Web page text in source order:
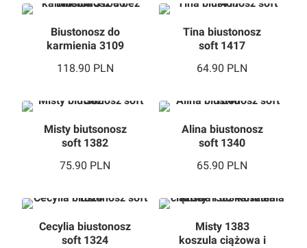
Biustonosz do
karmienia 3109
118.90 PLN
Tina biustonosz
soft 1417
64.90 PLN
Misty biutsonosz
soft 1382
75.90 PLN
Alina biustonosz
soft 1340
65.90 PLN
Cecylia biustonosz
soft 1324
Misty 1383
koszula ciążowa i